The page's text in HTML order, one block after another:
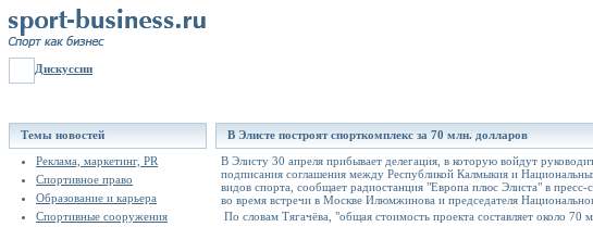
Дискуссии
Темы новостей
Реклама, маркетинг, PR
Спортивное право
Образование и карьера
Спортивные сооружения
В Элисте построят спорткомплекс за 70 млн. долларов
В Элисту 30 апреля прибывает делегация, в которую войдут
подписания соглашения между Республикой Калмыкия и
видов спорта, сообщает радиостанция "Европа плюс Элиста" в
во время встречи в Москве Илюмжинова и председателя
По словам Тягачёва, "общая стоимость проекта составляет около 70